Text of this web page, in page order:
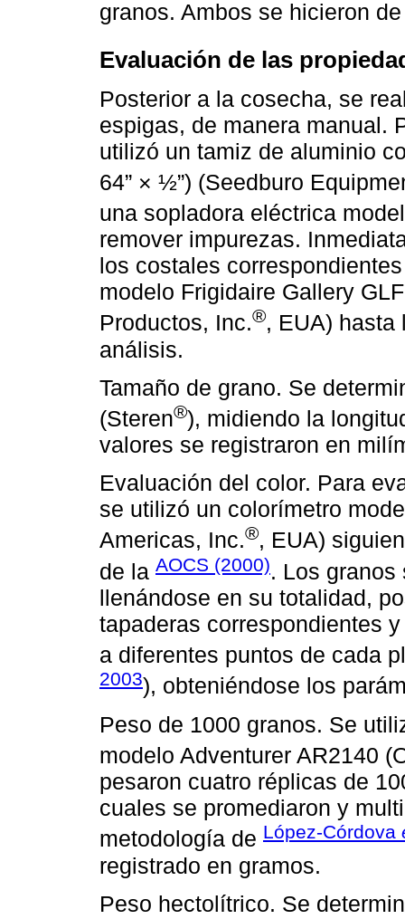
granos. Ambos se hicieron
Evaluación de las
Posterior a la cosecha, se
espigas, de manera manual.
utilizó un tamiz de aluminio
64” × ½”) (Seedburo
una sopladora eléctrica
remover impurezas.
los costales
modelo Frigidaire Gallery
Productos, Inc.®, EUA) hasta
análisis.
Tamaño de grano. Se
(Steren®), midiendo la
valores se registraron en
Evaluación del color. Para
se utilizó un colorímetro
Americas, Inc.®, EUA)
de la AOCS (2000). Los granos
llenándose en su totalidad,
tapaderas correspondientes
a diferentes puntos de cada
2003), obteniéndose los
Peso de 1000 granos. Se
modelo Adventurer AR2140
pesaron cuatro réplicas de
cuales se promediaron y
metodología de López-Córdova
registrado en gramos.
Peso hectolítrico. Se